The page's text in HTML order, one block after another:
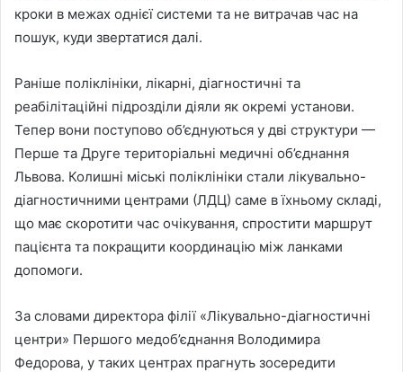
кроки в межах однієї системи та не витрачав час на
пошук, куди звертатися далі.
Раніше поліклініки, лікарні, діагностичні та
реабілітаційні підрозділи діяли як окремі установи.
Тепер вони поступово об’єднуються у дві структури —
Перше та Друге територіальні медичні об’єднання
Львова. Колишні міські поліклініки стали лікувально-
діагностичними центрами (ЛДЦ) саме в їхньому складі,
що має скоротити час очікування, спростити маршрут
пацієнта та покращити координацію між ланками
допомоги.
За словами директора філії «Лікувально-діагностичні
центри» Першого медоб’єднання Володимира
Федорова, у таких центрах прагнуть зосередити